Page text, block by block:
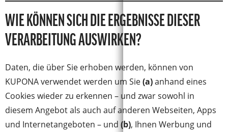
WIE KÖNNEN SICH DIE ERGEBNISSE DIESER
VERARBEITUNG AUSWIRKEN?
Daten, die über Sie erhoben werden, können von
KUPONA verwendet werden um Sie(a)anhand eines
Cookies wieder zu erkennen – und zwar sowohl in
diesem Angebot als auch auf anderen Webseiten, Apps
und Internetangeboten – und (b), Ihnen Werbung und